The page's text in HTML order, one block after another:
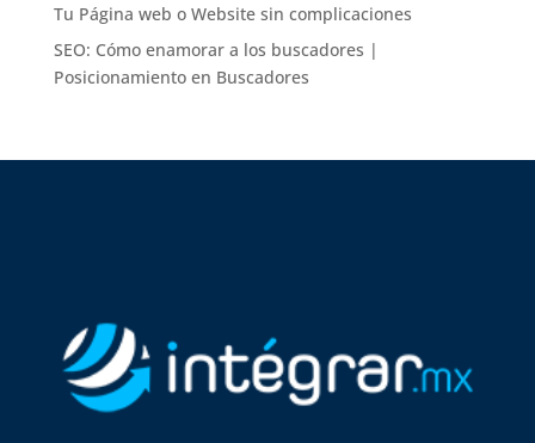
Tu Página web o Website sin complicaciones
SEO: Cómo enamorar a los buscadores |
Posicionamiento en Buscadores